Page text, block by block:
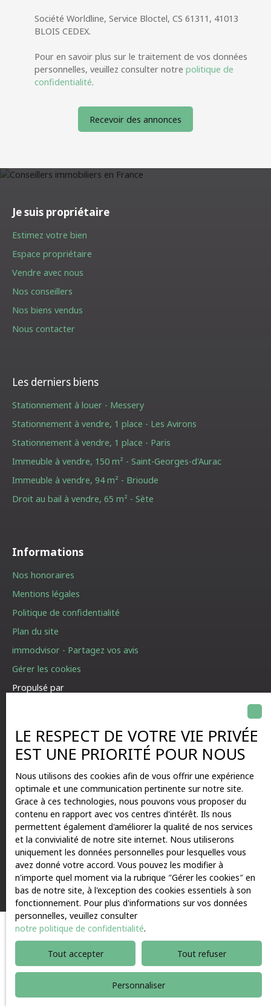
Société Worldline, Service Bloctel, CS 61311, 41013
BLOIS CEDEX.
Pour en savoir plus sur le traitement de vos données
personnelles, veuillez consulter notre politique de
confidentialité.
Recevoir des annonces
Je suis propriétaire
Estimez votre bien
Espace propriétaire
Vendre avec nous
Nos conseillers
Nos biens vendus
Nous contacter
Les derniers biens
Stationnement à louer - Messery
Stationnement à vendre, 1 place - Les Avirons
Stationnement à vendre, 1 place - Paris
Immeuble à vendre, 150 m² - Saint-Georges-d'Aurac
Immeuble à vendre, 94 m² - Brioude
Droit au bail à vendre, 65 m² - Sète
Informations
Nos honoraires
Mentions légales
Politique de confidentialité
Plan du site
immodvisor - Partagez vos avis
Gérer les cookies
Propulsé par
01 87 205 208
66 avenue des Champs Elysées
75008 Paris
LE RESPECT DE VOTRE VIE PRIVÉE
EST UNE PRIORITÉ POUR NOUS
Nous utilisons des cookies afin de vous offrir une expérience
optimale et une communication pertinente sur notre site.
Grace à ces technologies, nous pouvons vous proposer du
contenu en rapport avec vos centres d'intérêt. Ils nous
permettent également d'améliorer la qualité de nos services
et la convivialité de notre site internet. Nous utiliserons
uniquement les données personnelles pour lesquelles vous
avez donné votre accord. Vous pouvez les modifier à
n'importe quel moment via la rubrique ″Gérer les cookies″ en
bas de notre site, à l'exception des cookies essentiels à son
fonctionnement. Pour plus d'informations sur vos données
personnelles, veuillez consulter
notre politique de confidentialité.
Tout accepter Tout refuser
Personnaliser